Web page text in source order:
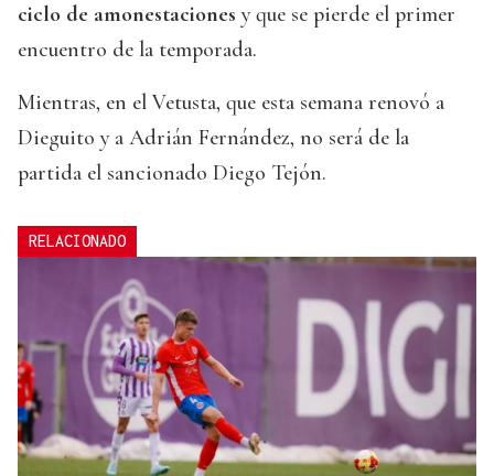
ciclo de amonestaciones y que se pierde el primer
encuentro de la temporada.
Mientras, en el Vetusta, que esta semana renovó a
Dieguito y a Adrián Fernández, no será de la
partida el sancionado Diego Tejón.
RELACIONADO